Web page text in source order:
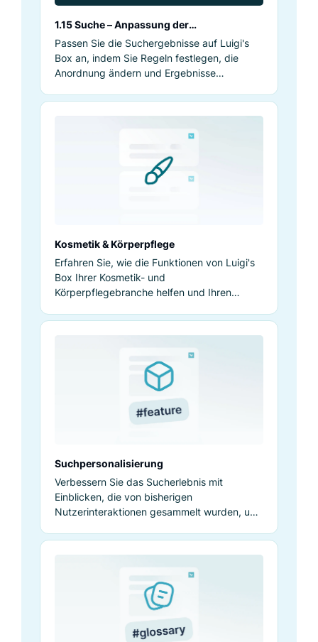
1.15 Suche – Anpassung der
Suchergebnisse
Passen Sie die Suchergebnisse auf Luigi's
Box an, indem Sie Regeln festlegen, die
Anordnung ändern und Ergebnisse
Kosmetik & Körperpflege
Erfahren Sie, wie die Funktionen von Luigi's
Box Ihrer Kosmetik- und
Körperpflegebranche helfen und Ihren
Suchpersonalisierung
Verbessern Sie das Sucherlebnis mit
Einblicken, die von bisherigen
Nutzerinteraktionen gesammelt wurden, um
Produktergebnisse bereitzustellen.